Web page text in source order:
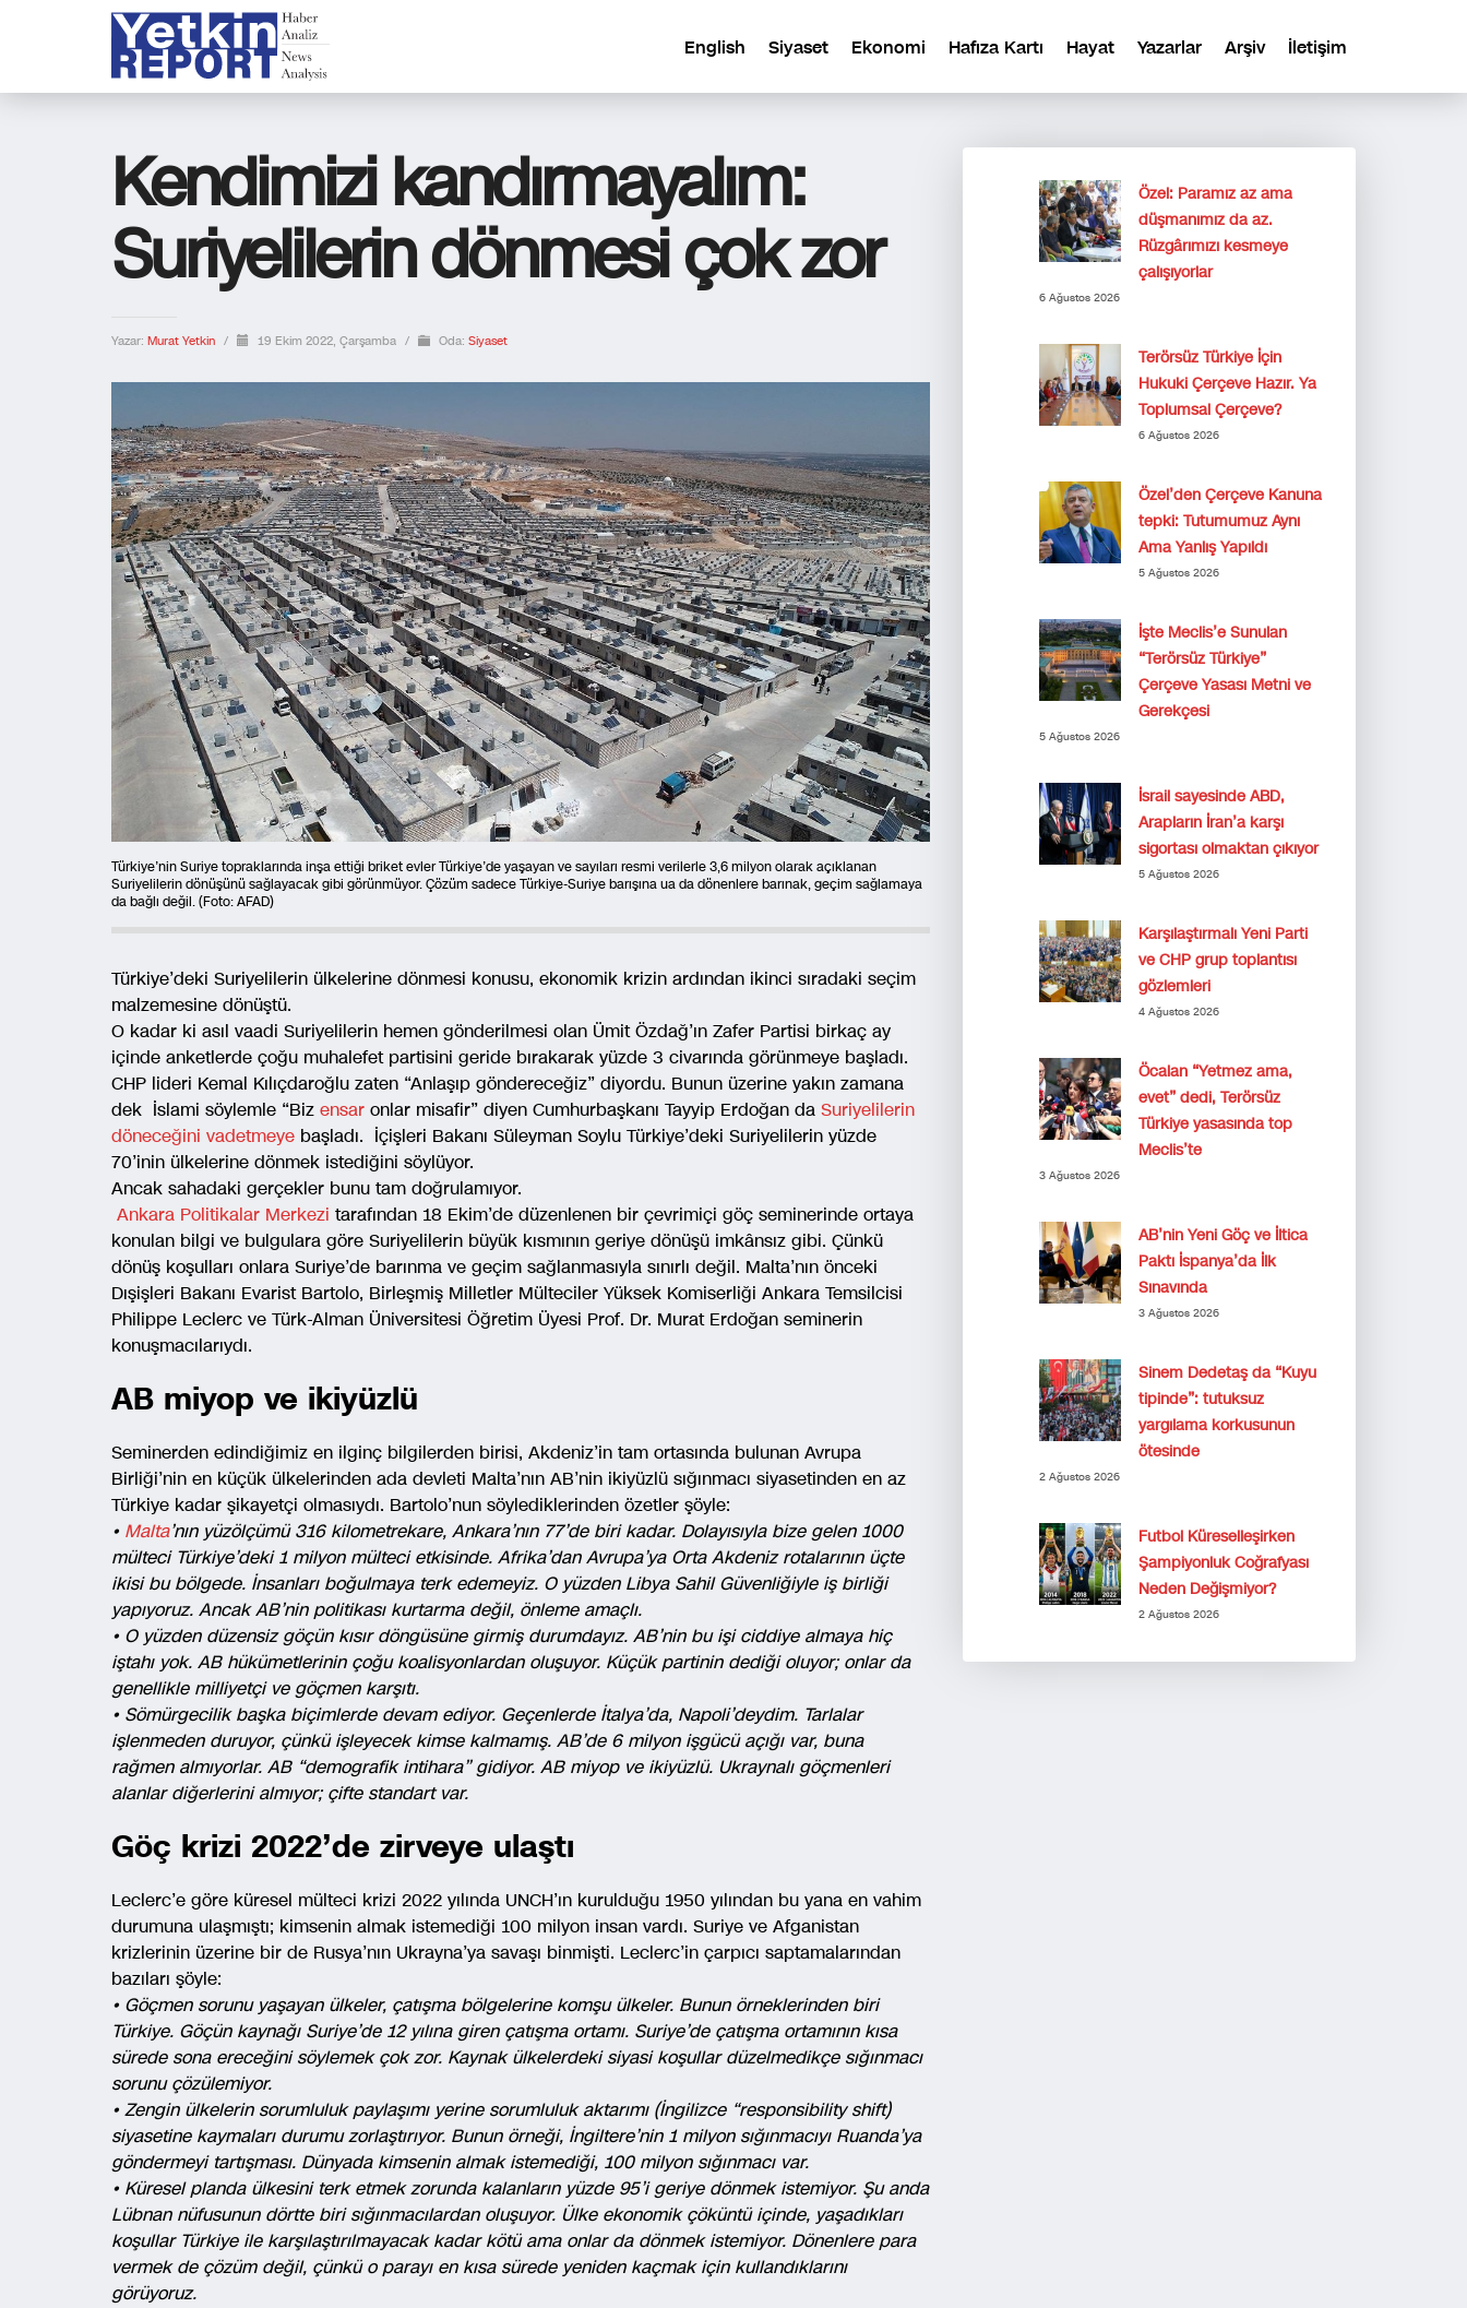
English Siyaset Ekonomi Hafıza Kartı Hayat Yazarlar Arşiv İletişim
Kendimizi kandırmayalım:
Suriyelilerin dönmesi çok zor
Yazar: Murat Yetkin / 19 Ekim 2022, Çarşamba / Oda: Siyaset
Türkiye’nin Suriye topraklarında inşa ettiği briket evler Türkiye’de yaşayan ve sayıları resmi verilerle 3,6 milyon olarak açıklanan
Suriyelilerin dönüşünü sağlayacak gibi görünmüyor. Çözüm sadece Türkiye-Suriye barışına ua da dönenlere barınak, geçim sağlamaya
da bağlı değil. (Foto: AFAD)
Türkiye’deki Suriyelilerin ülkelerine dönmesi konusu, ekonomik krizin ardından ikinci sıradaki seçim
malzemesine dönüştü.
O kadar ki asıl vaadi Suriyelilerin hemen gönderilmesi olan Ümit Özdağ’ın Zafer Partisi birkaç ay
içinde anketlerde çoğu muhalefet partisini geride bırakarak yüzde 3 civarında görünmeye başladı.
CHP lideri Kemal Kılıçdaroğlu zaten “Anlaşıp göndereceğiz” diyordu. Bunun üzerine yakın zamana
dek İslami söylemle “Biz ensar onlar misafir” diyen Cumhurbaşkanı Tayyip Erdoğan da Suriyelilerin
döneceğini vadetmeye başladı. İçişleri Bakanı Süleyman Soylu Türkiye’deki Suriyelilerin yüzde
70’inin ülkelerine dönmek istediğini söylüyor.
Ancak sahadaki gerçekler bunu tam doğrulamıyor.
Ankara Politikalar Merkezi tarafından 18 Ekim’de düzenlenen bir çevrimiçi göç seminerinde ortaya
konulan bilgi ve bulgulara göre Suriyelilerin büyük kısmının geriye dönüşü imkânsız gibi. Çünkü
dönüş koşulları onlara Suriye’de barınma ve geçim sağlanmasıyla sınırlı değil. Malta’nın önceki
Dışişleri Bakanı Evarist Bartolo, Birleşmiş Milletler Mülteciler Yüksek Komiserliği Ankara Temsilcisi
Philippe Leclerc ve Türk-Alman Üniversitesi Öğretim Üyesi Prof. Dr. Murat Erdoğan seminerin
konuşmacılarıydı.
AB miyop ve ikiyüzlü
Seminerden edindiğimiz en ilginç bilgilerden birisi, Akdeniz’in tam ortasında bulunan Avrupa
Birliği’nin en küçük ülkelerinden ada devleti Malta’nın AB’nin ikiyüzlü sığınmacı siyasetinden en az
Türkiye kadar şikayetçi olmasıydı. Bartolo’nun söylediklerinden özetler şöyle:
• Malta’nın yüzölçümü 316 kilometrekare, Ankara’nın 77’de biri kadar. Dolayısıyla bize gelen 1000
mülteci Türkiye’deki 1 milyon mülteci etkisinde. Afrika’dan Avrupa’ya Orta Akdeniz rotalarının üçte
ikisi bu bölgede. İnsanları boğulmaya terk edemeyiz. O yüzden Libya Sahil Güvenliğiyle iş birliği
yapıyoruz. Ancak AB’nin politikası kurtarma değil, önleme amaçlı.
• O yüzden düzensiz göçün kısır döngüsüne girmiş durumdayız. AB’nin bu işi ciddiye almaya hiç
iştahı yok. AB hükümetlerinin çoğu koalisyonlardan oluşuyor. Küçük partinin dediği oluyor; onlar da
genellikle milliyetçi ve göçmen karşıtı.
• Sömürgecilik başka biçimlerde devam ediyor. Geçenlerde İtalya’da, Napoli’deydim. Tarlalar
işlenmeden duruyor, çünkü işleyecek kimse kalmamış. AB’de 6 milyon işgücü açığı var, buna
rağmen almıyorlar. AB “demografik intihara” gidiyor. AB miyop ve ikiyüzlü. Ukraynalı göçmenleri
alanlar diğerlerini almıyor; çifte standart var.
Göç krizi 2022’de zirveye ulaştı
Leclerc’e göre küresel mülteci krizi 2022 yılında UNCH’ın kurulduğu 1950 yılından bu yana en vahim
durumuna ulaşmıştı; kimsenin almak istemediği 100 milyon insan vardı. Suriye ve Afganistan
krizlerinin üzerine bir de Rusya’nın Ukrayna’ya savaşı binmişti. Leclerc’in çarpıcı saptamalarından
bazıları şöyle:
• Göçmen sorunu yaşayan ülkeler, çatışma bölgelerine komşu ülkeler. Bunun örneklerinden biri
Türkiye. Göçün kaynağı Suriye’de 12 yılına giren çatışma ortamı. Suriye’de çatışma ortamının kısa
sürede sona ereceğini söylemek çok zor. Kaynak ülkelerdeki siyasi koşullar düzelmedikçe sığınmacı
sorunu çözülemiyor.
• Zengin ülkelerin sorumluluk paylaşımı yerine sorumluluk aktarımı (İngilizce “responsibility shift)
siyasetine kaymaları durumu zorlaştırıyor. Bunun örneği, İngiltere’nin 1 milyon sığınmacıyı Ruanda’ya
göndermeyi tartışması. Dünyada kimsenin almak istemediği, 100 milyon sığınmacı var.
• Küresel planda ülkesini terk etmek zorunda kalanların yüzde 95’i geriye dönmek istemiyor. Şu anda
Lübnan nüfusunun dörtte biri sığınmacılardan oluşuyor. Ülke ekonomik çöküntü içinde, yaşadıkları
koşullar Türkiye ile karşılaştırılmayacak kadar kötü ama onlar da dönmek istemiyor. Dönenlere para
vermek de çözüm değil, çünkü o parayı en kısa sürede yeniden kaçmak için kullandıklarını
görüyoruz.
Özel: Paramız az ama
düşmanımız da az.
Rüzgârımızı kesmeye
çalışıyorlar
6 Ağustos 2026
Terörsüz Türkiye İçin
Hukuki Çerçeve Hazır. Ya
Toplumsal Çerçeve?
6 Ağustos 2026
Özel’den Çerçeve Kanuna
tepki: Tutumumuz Aynı
Ama Yanlış Yapıldı
5 Ağustos 2026
İşte Meclis’e Sunulan
“Terörsüz Türkiye”
Çerçeve Yasası Metni ve
Gerekçesi
5 Ağustos 2026
İsrail sayesinde ABD,
Arapların İran’a karşı
sigortası olmaktan çıkıyor
5 Ağustos 2026
Karşılaştırmalı Yeni Parti
ve CHP grup toplantısı
gözlemleri
4 Ağustos 2026
Öcalan “Yetmez ama,
evet” dedi, Terörsüz
Türkiye yasasında top
Meclis’te
3 Ağustos 2026
AB’nin Yeni Göç ve İltica
Paktı İspanya’da İlk
Sınavında
3 Ağustos 2026
Sinem Dedetaş da “Kuyu
tipinde”: tutuksuz
yargılama korkusunun
ötesinde
2 Ağustos 2026
Futbol Küreselleşirken
Şampiyonluk Coğrafyası
Neden Değişmiyor?
2 Ağustos 2026